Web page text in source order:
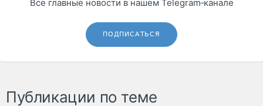
Все главные новости в нашем Telegram‑канале
ПОДПИСАТЬСЯ
Публикации по теме